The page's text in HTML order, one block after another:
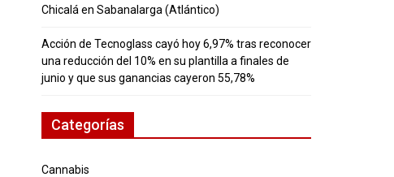
Chicalá en Sabanalarga (Atlántico)
Acción de Tecnoglass cayó hoy 6,97% tras reconocer
una reducción del 10% en su plantilla a finales de
junio y que sus ganancias cayeron 55,78%
Categorías
Cannabis